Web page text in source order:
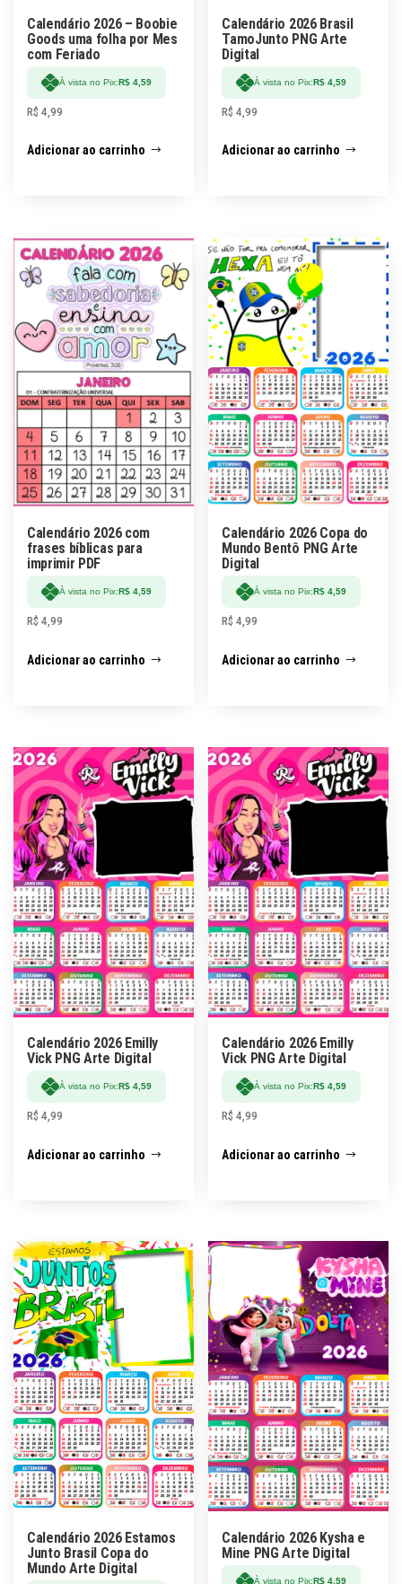
Calendário 2026 – Boobie
Goods uma folha por Mes
com Feriado
À vista no Pix:R$ 4,59
R$ 4,99
Adicionar ao carrinho
Calendário 2026 Brasil
TamoJunto PNG Arte
Digital
À vista no Pix:R$ 4,59
R$ 4,99
Adicionar ao carrinho
Calendário 2026 com
frases bíblicas para
imprimir PDF
À vista no Pix: R$ 4,59
R$ 4,99
Adicionar ao carrinho
Calendário 2026 Copa do
Mundo Bentô PNG Arte
Digital
À vista no Pix: R$ 4,59
R$ 4,99
Adicionar ao carrinho
Calendário 2026 Emilly
Vick PNG Arte Digital
À vista no Pix:R$ 4,59
R$ 4,99
Adicionar ao carrinho
Calendário 2026 Emilly
Vick PNG Arte Digital
À vista no Pix:R$ 4,59
R$ 4,99
Adicionar ao carrinho
Calendário 2026 Estamos
Junto Brasil Copa do
Mundo Arte Digital
Calendário 2026 Kysha e
Mine PNG Arte Digital
À vista no Pix:R$ 4,59